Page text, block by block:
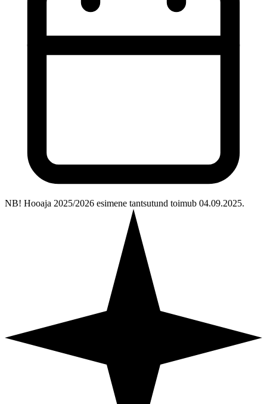
NB! Hooaja 2025/2026 esimene tantsutund toimub 04.09.2025.